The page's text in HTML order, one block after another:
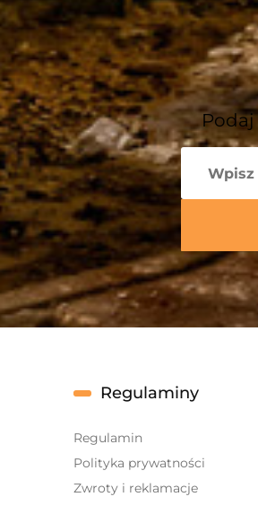
Regulaminy
Regulamin
Polityka prywatności
Zwroty i reklamacje